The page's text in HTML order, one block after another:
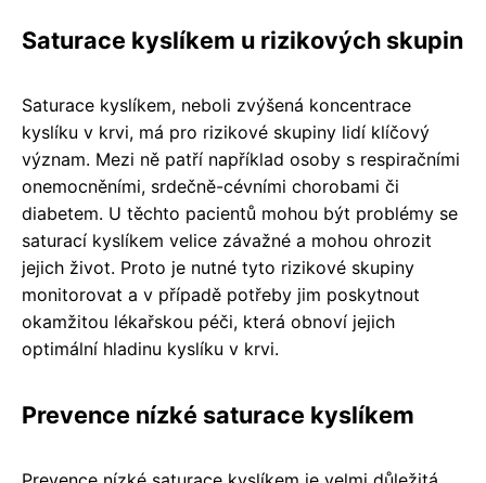
Saturace kyslíkem u rizikových skupin
Saturace kyslíkem, neboli zvýšená koncentrace
kyslíku v krvi, má pro rizikové skupiny lidí klíčový
význam. Mezi ně patří například osoby s respiračními
onemocněními, srdečně-cévními chorobami či
diabetem. U těchto pacientů mohou být problémy se
saturací kyslíkem velice závažné a mohou ohrozit
jejich život. Proto je nutné tyto rizikové skupiny
monitorovat a v případě potřeby jim poskytnout
okamžitou lékařskou péči, která obnoví jejich
optimální hladinu kyslíku v krvi.
Prevence nízké saturace kyslíkem